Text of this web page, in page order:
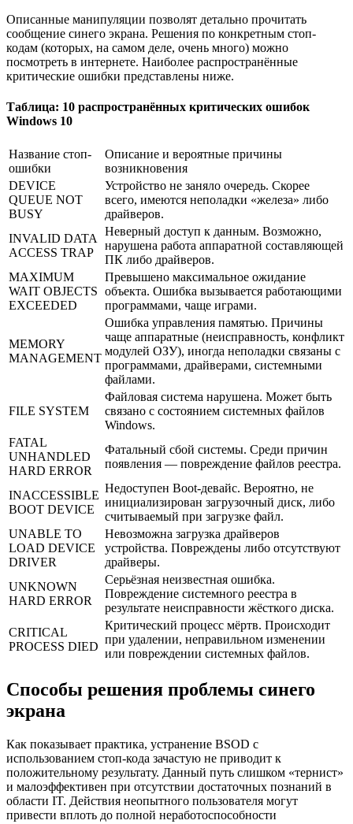
Описанные манипуляции позволят детально прочитать
сообщение синего экрана. Решения по конкретным стоп-
кодам (которых, на самом деле, очень много) можно
посмотреть в интернете. Наиболее распространённые
критические ошибки представлены ниже.
Таблица: 10 распространённых критических ошибок
Windows 10
Название стоп-
ошибки
Описание и вероятные причины
возникновения
DEVICE
QUEUE NOT
BUSY
Устройство не заняло очередь. Скорее
всего, имеются неполадки «железа» либо
драйверов.
INVALID DATA
ACCESS TRAP
Неверный доступ к данным. Возможно,
нарушена работа аппаратной составляющей
ПК либо драйверов.
MAXIMUM
WAIT OBJECTS
EXCEEDED
Превышено максимальное ожидание
объекта. Ошибка вызывается работающими
программами, чаще играми.
MEMORY
MANAGEMENT
Ошибка управления памятью. Причины
чаще аппаратные (неисправность, конфликт
модулей ОЗУ), иногда неполадки связаны с
программами, драйверами, системными
файлами.
FILE SYSTEM
Файловая система нарушена. Может быть
связано с состоянием системных файлов
Windows.
FATAL
UNHANDLED
HARD ERROR
Фатальный сбой системы. Среди причин
появления — повреждение файлов реестра.
INACCESSIBLE
BOOT DEVICE
Недоступен Boot-девайс. Вероятно, не
инициализирован загрузочный диск, либо
считываемый при загрузке файл.
UNABLE TO
LOAD DEVICE
DRIVER
Невозможна загрузка драйверов
устройства. Повреждены либо отсутствуют
драйверы.
UNKNOWN
HARD ERROR
Серьёзная неизвестная ошибка.
Повреждение системного реестра в
результате неисправности жёсткого диска.
CRITICAL
PROCESS DIED
Критический процесс мёртв. Происходит
при удалении, неправильном изменении
или повреждении системных файлов.
Способы решения проблемы синего
экрана
Как показывает практика, устранение BSOD с
использованием стоп-кода зачастую не приводит к
положительному результату. Данный путь слишком «тернист»
и малоэффективен при отсутствии достаточных познаний в
области IT. Действия неопытного пользователя могут
привести вплоть до полной неработоспособности